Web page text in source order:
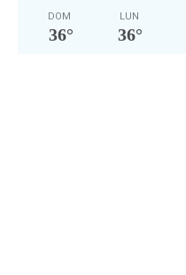
DOM
36°
LUN
36°